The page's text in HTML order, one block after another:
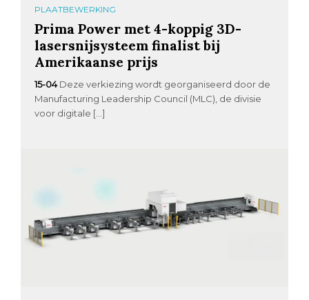
PLAATBEWERKING
Prima Power met 4-koppig 3D-
lasersnijsysteem finalist bij
Amerikaanse prijs
15-04 Deze verkiezing wordt georganiseerd door de
Manufacturing Leadership Council (MLC), de divisie
voor digitale […]